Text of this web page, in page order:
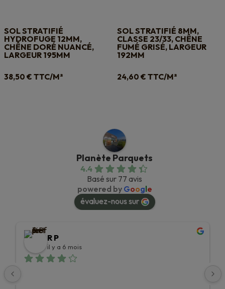
SOL STRATIFIÉ
HYDROFUGE 12MM,
CHÊNE DORÉ NUANCÉ,
LARGEUR 195MM
38,50 € TTC/M²
SOL STRATIFIÉ 8MM,
CLASSE 23/33, CHÊNE
FUMÉ GRISÉ, LARGEUR
192MM
24,60 € TTC/M²
Planète Parquets
4.4
Basé sur 77 avis
powered by Google
évaluez-nous sur
R P
il y a 6 mois